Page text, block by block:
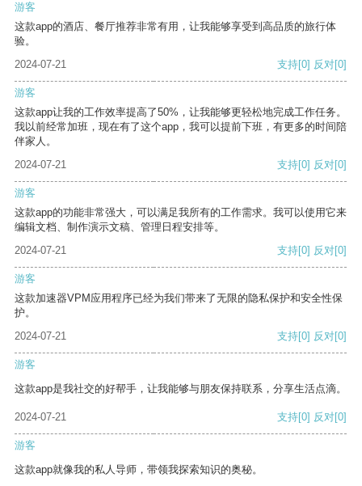
游客
这款app的酒店、餐厅推荐非常有用，让我能够享受到高品质的旅行体
验。
2024-07-21
支持[0] 反对[0]
游客
这款app让我的工作效率提高了50%，让我能够更轻松地完成工作任务。
我以前经常加班，现在有了这个app，我可以提前下班，有更多的时间陪
伴家人。
2024-07-21
支持[0] 反对[0]
游客
这款app的功能非常强大，可以满足我所有的工作需求。我可以使用它来
编辑文档、制作演示文稿、管理日程安排等。
2024-07-21
支持[0] 反对[0]
游客
这款加速器VPM应用程序已经为我们带来了无限的隐私保护和安全性保
护。
2024-07-21
支持[0] 反对[0]
游客
这款app是我社交的好帮手，让我能够与朋友保持联系，分享生活点滴。
2024-07-21 支持[0] 反对[0]
游客
这款app就像我的私人导师，带领我探索知识的奥秘。